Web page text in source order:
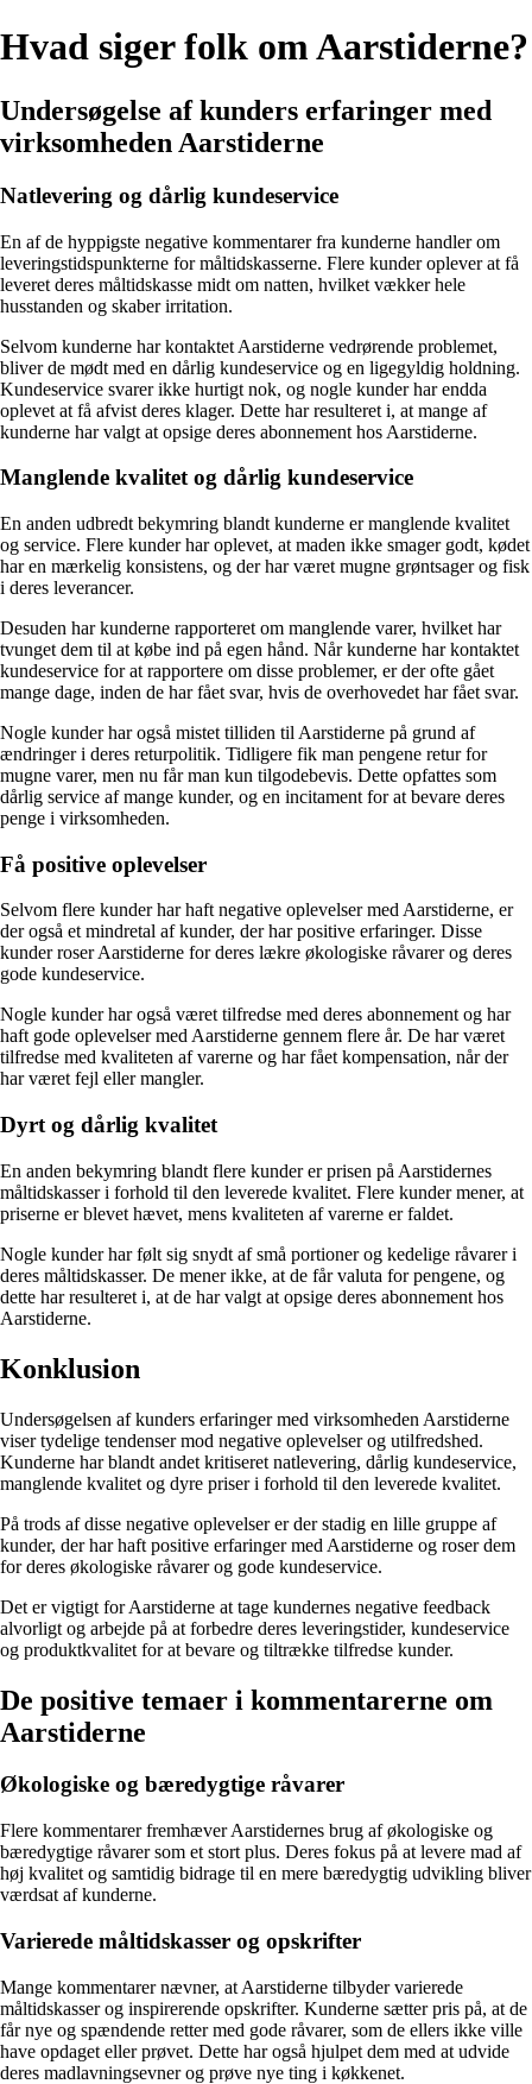
Hvad siger folk om Aarstiderne?
Undersøgelse af kunders erfaringer med
virksomheden Aarstiderne
Natlevering og dårlig kundeservice
En af de hyppigste negative kommentarer fra kunderne handler om
leveringstidspunkterne for måltidskasserne. Flere kunder oplever at få
leveret deres måltidskasse midt om natten, hvilket vækker hele
husstanden og skaber irritation.
Selvom kunderne har kontaktet Aarstiderne vedrørende problemet,
bliver de mødt med en dårlig kundeservice og en ligegyldig holdning.
Kundeservice svarer ikke hurtigt nok, og nogle kunder har endda
oplevet at få afvist deres klager. Dette har resulteret i, at mange af
kunderne har valgt at opsige deres abonnement hos Aarstiderne.
Manglende kvalitet og dårlig kundeservice
En anden udbredt bekymring blandt kunderne er manglende kvalitet
og service. Flere kunder har oplevet, at maden ikke smager godt, kødet
har en mærkelig konsistens, og der har været mugne grøntsager og fisk
i deres leverancer.
Desuden har kunderne rapporteret om manglende varer, hvilket har
tvunget dem til at købe ind på egen hånd. Når kunderne har kontaktet
kundeservice for at rapportere om disse problemer, er der ofte gået
mange dage, inden de har fået svar, hvis de overhovedet har fået svar.
Nogle kunder har også mistet tilliden til Aarstiderne på grund af
ændringer i deres returpolitik. Tidligere fik man pengene retur for
mugne varer, men nu får man kun tilgodebevis. Dette opfattes som
dårlig service af mange kunder, og en incitament for at bevare deres
penge i virksomheden.
Få positive oplevelser
Selvom flere kunder har haft negative oplevelser med Aarstiderne, er
der også et mindretal af kunder, der har positive erfaringer. Disse
kunder roser Aarstiderne for deres lækre økologiske råvarer og deres
gode kundeservice.
Nogle kunder har også været tilfredse med deres abonnement og har
haft gode oplevelser med Aarstiderne gennem flere år. De har været
tilfredse med kvaliteten af varerne og har fået kompensation, når der
har været fejl eller mangler.
Dyrt og dårlig kvalitet
En anden bekymring blandt flere kunder er prisen på Aarstidernes
måltidskasser i forhold til den leverede kvalitet. Flere kunder mener, at
priserne er blevet hævet, mens kvaliteten af varerne er faldet.
Nogle kunder har følt sig snydt af små portioner og kedelige råvarer i
deres måltidskasser. De mener ikke, at de får valuta for pengene, og
dette har resulteret i, at de har valgt at opsige deres abonnement hos
Aarstiderne.
Konklusion
Undersøgelsen af kunders erfaringer med virksomheden Aarstiderne
viser tydelige tendenser mod negative oplevelser og utilfredshed.
Kunderne har blandt andet kritiseret natlevering, dårlig kundeservice,
manglende kvalitet og dyre priser i forhold til den leverede kvalitet.
På trods af disse negative oplevelser er der stadig en lille gruppe af
kunder, der har haft positive erfaringer med Aarstiderne og roser dem
for deres økologiske råvarer og gode kundeservice.
Det er vigtigt for Aarstiderne at tage kundernes negative feedback
alvorligt og arbejde på at forbedre deres leveringstider, kundeservice
og produktkvalitet for at bevare og tiltrække tilfredse kunder.
De positive temaer i kommentarerne om
Aarstiderne
Økologiske og bæredygtige råvarer
Flere kommentarer fremhæver Aarstidernes brug af økologiske og
bæredygtige råvarer som et stort plus. Deres fokus på at levere mad af
høj kvalitet og samtidig bidrage til en mere bæredygtig udvikling bliver
værdsat af kunderne.
Varierede måltidskasser og opskrifter
Mange kommentarer nævner, at Aarstiderne tilbyder varierede
måltidskasser og inspirerende opskrifter. Kunderne sætter pris på, at de
får nye og spændende retter med gode råvarer, som de ellers ikke ville
have opdaget eller prøvet. Dette har også hjulpet dem med at udvide
deres madlavningsevner og prøve nye ting i køkkenet.